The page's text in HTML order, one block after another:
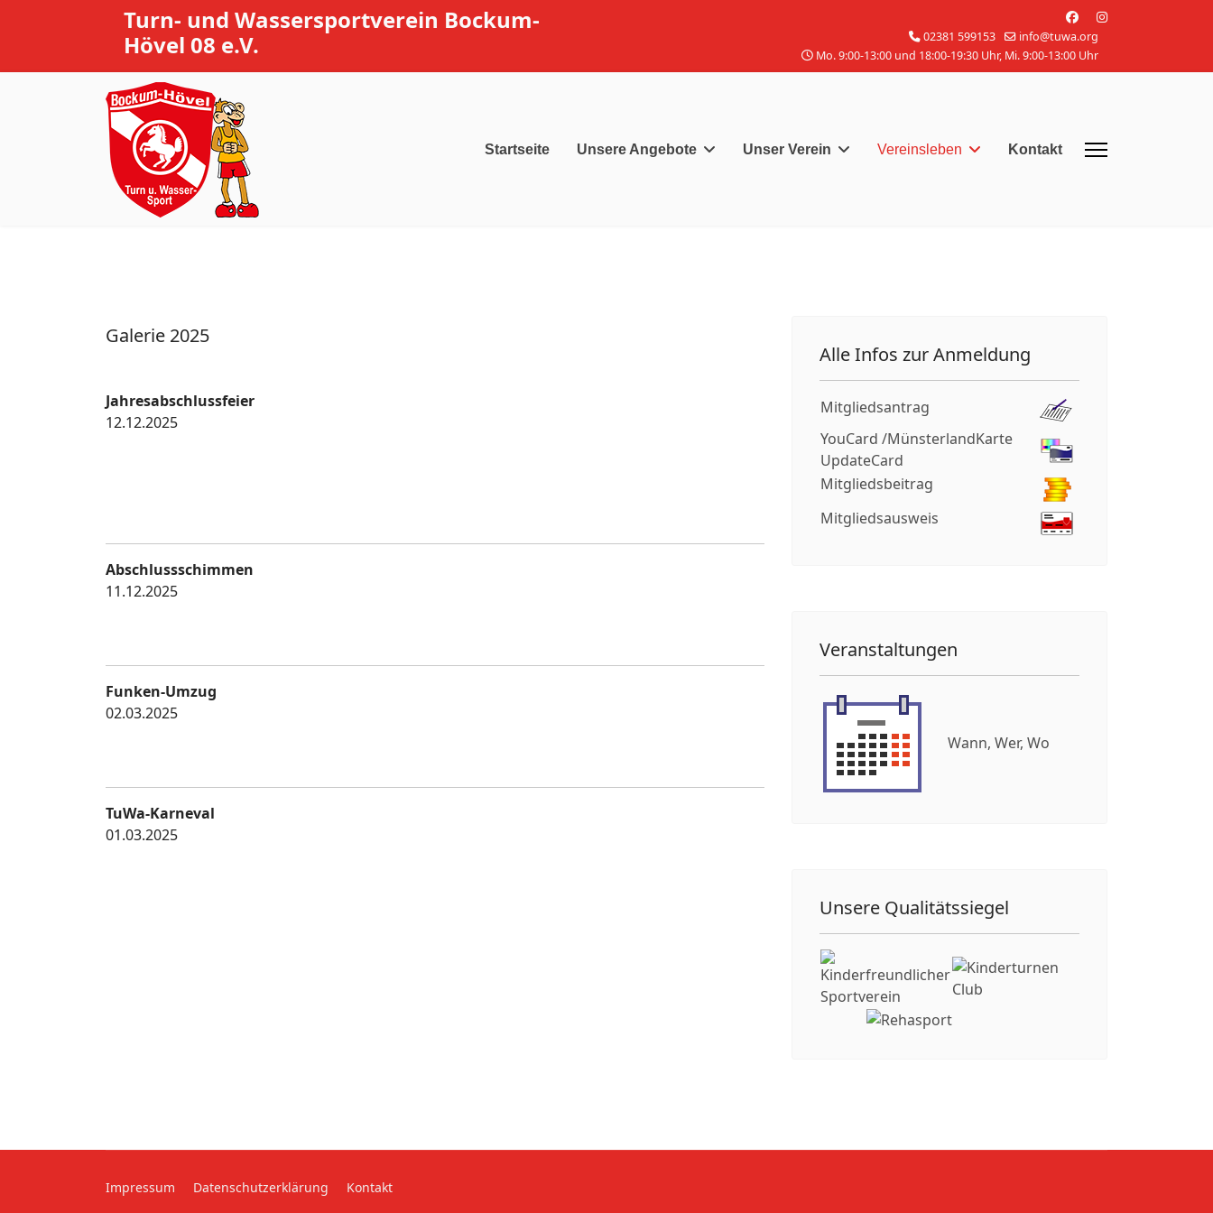
Turn- und Wassersportverein Bockum-
Hövel 08 e.V.
02381 599153
info@tuwa.org
Mo. 9:00-13:00 und 18:00-19:30 Uhr, Mi. 9:00-13:00 Uhr
Startseite Unsere Angebote Unser Verein Vereinsleben Kontakt
Galerie 2025
Jahresabschlussfeier
12.12.2025
Abschlussschimmen
11.12.2025
Funken-Umzug
02.03.2025
TuWa-Karneval
01.03.2025
Alle Infos zur Anmeldung
Mitgliedsantrag
YouCard /MünsterlandKarte
UpdateCard
Mitgliedsbeitrag
Mitgliedsausweis
Veranstaltungen
Wann, Wer, Wo
Unsere Qualitätssiegel
Impressum Datenschutzerklärung Kontakt